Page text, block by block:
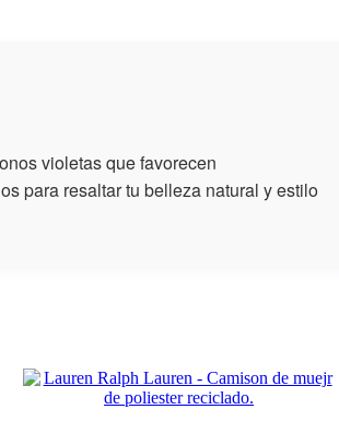
violetas que favorecen
para resaltar tu belleza natural y estilo